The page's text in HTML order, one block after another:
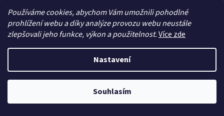
Používáme cookies, abychom Vám umožnili pohodlné
prohlížení webu a díky analýze provozu webu neustále
zlepšovali jeho funkce, výkon a použitelnost.Více zde
Nastavení
Souhlasím
1/72 Renault R39 with SA38 cannon with 'tail'